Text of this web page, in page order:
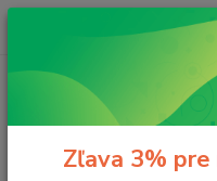
Zľava 3% pre